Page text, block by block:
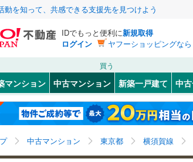
動を知って、共感できる支援先を見つけよう
IDでもっと便利に新規取得
ログイン
ヤフーショッピングな
買う
マンション 中古マンション 新築一戸建て 中
中古マンション 東京都 横須賀線
北海道
青森 岩手 宮
東京 神奈川 埼
千代田区(0)
新宿区(13)
豊島区
(3
東北本線(5)
湘南新宿ライン（宇都宮～逗子）
(6)
南武線(7)
(0) (6) (1)
件 リフォーム、リノベーション
リノベーション・リフォーム
（4）
共用設備
検
この検索条件の新着物
東京都